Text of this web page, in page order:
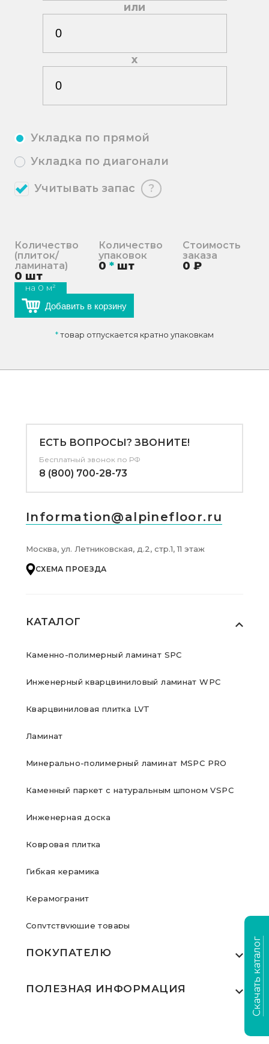
или
х
Укладка по прямой
Укладка по диагонали
Учитывать запас ?
Количество
(плиток/
ламината)
0 шт
на 0 м²
Количество
упаковок
0 * шт
Стоимость
заказа
0 ₽
Добавить в корзину
*товар отпускается кратно упаковкам
КАТАЛОГ
Каменно-полимерный ламинат SPC
Инженерный кварцвиниловый ламинат WPC
Кварцвиниловая плитка LVT
Ламинат
Минерально-полимерный ламинат MSPC PRO
Каменный паркет с натуральным шпоном VSPC
Инженерная доска
Ковровая плитка
Гибкая керамика
Керамогранит
Сопутствующие товары
ПОКУПАТЕЛЮ
Где купить
ПОЛЕЗНАЯ ИНФОРМАЦИЯ
ЕСТЬ ВОПРОСЫ? ЗВОНИТЕ!
Бесплатный звонок по РФ
8 (800) 700-28-73
Information@alpinefloor.ru
Москва, ул. Летниковская, д.2, стр.1, 11 этаж
СХЕМА ПРОЕЗДА
Скачать каталог